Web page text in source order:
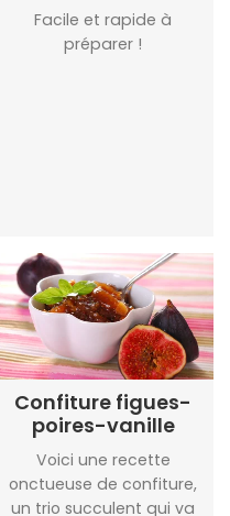
Facile et rapide à
préparer !
Confiture figues-
poires-vanille
Voici une recette
onctueuse de confiture,
un trio succulent qui va